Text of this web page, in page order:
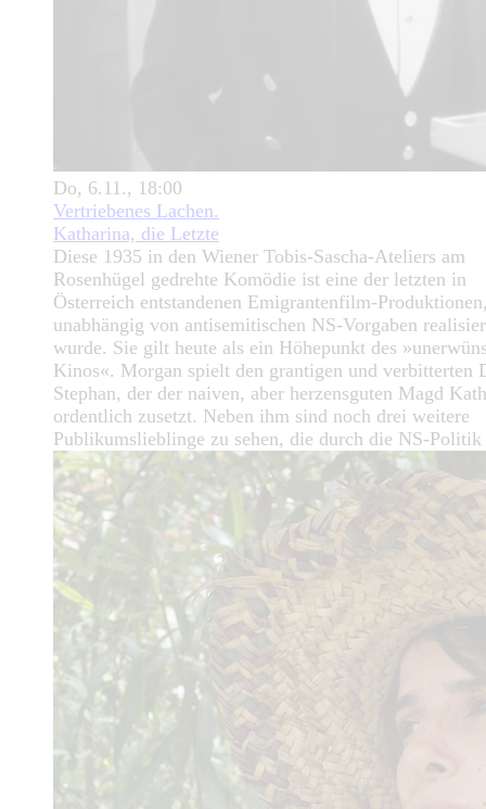
Do, 6.11., 18:00
Vertriebenes Lachen.
Katharina, die Letzte
Diese 1935 in den Wiener Tobis-Sascha-Ateliers am
Rosenhügel gedrehte Komödie ist eine der letzten in
Österreich entstandenen Emigrantenfilm-
unabhängig von antisemitischen NS-Vorgaben
wurde. Sie gilt heute als ein Höhepunkt des
Kinos«. Morgan spielt den grantigen und verbitterten
Stephan, der der naiven, aber herzensguten Magd
ordentlich zusetzt. Neben ihm sind noch drei weitere
Publikumslieblinge zu sehen, die durch die NS-Politik